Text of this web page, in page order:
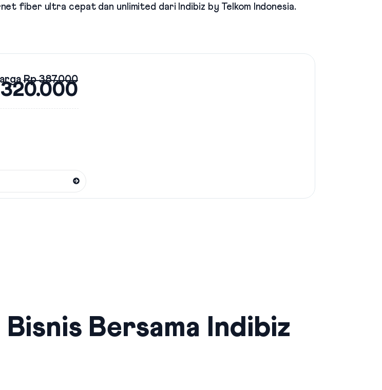
fiber ultra cepat dan unlimited dari Indibiz by Telkom Indonesia.
Rp 387.000
Bersama Indibiz